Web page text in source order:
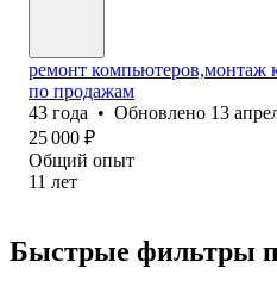
ремонт компьютеров,монтаж
по продажам
43 года • Обновлено 13
25 000 ₽
Общий опыт
11 лет
Быстрые фильтры